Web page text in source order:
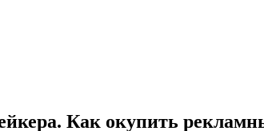
Как окупить